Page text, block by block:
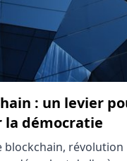
: un levier
la démocratie
blockchain, révolution